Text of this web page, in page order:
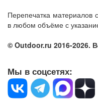
Перепечатка материалов
в любом объёме с
© Outdoor.ru 2016-2026.
Мы в соцсетях: